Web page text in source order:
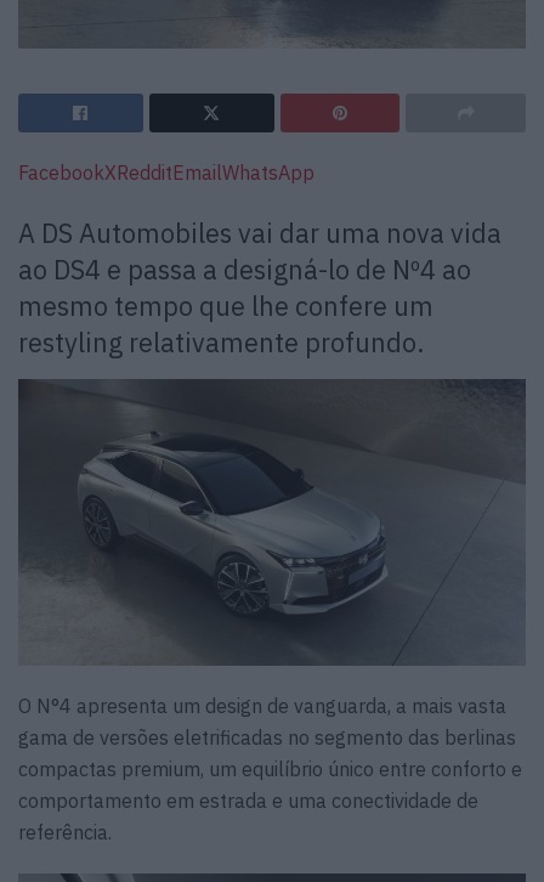
FacebookXRedditEmailWhatsApp
A DS Automobiles vai dar uma nova vida
ao DS4 e passa a designá-lo de Nº4 ao
mesmo tempo que lhe confere um
restyling relativamente profundo.
O N°4 apresenta um design de vanguarda, a mais vasta
gama de versões eletrificadas no segmento das berlinas
compactas premium, um equilíbrio único entre conforto e
comportamento em estrada e uma conectividade de
referência.